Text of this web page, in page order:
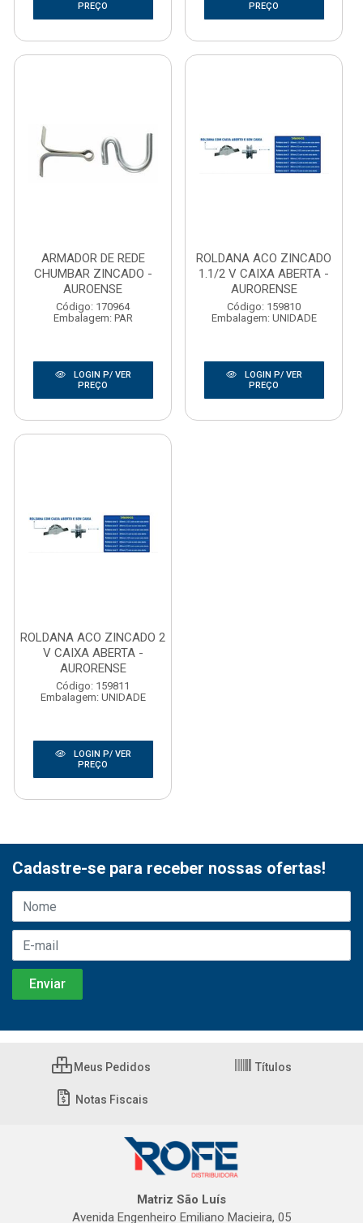
PREÇO
PREÇO
ARMADOR DE REDE
CHUMBAR ZINCADO -
AUROENSE
Código: 170964
Embalagem: PAR
LOGIN P/ VER
PREÇO
ROLDANA ACO ZINCADO
1.1/2 V CAIXA ABERTA -
AURORENSE
Código: 159810
Embalagem: UNIDADE
LOGIN P/ VER
PREÇO
ROLDANA ACO ZINCADO 2
V CAIXA ABERTA -
AURORENSE
Código: 159811
Embalagem: UNIDADE
LOGIN P/ VER
PREÇO
Cadastre-se para receber nossas ofertas!
Meus Pedidos Títulos
Notas Fiscais
Matriz São Luís
Avenida Engenheiro Emiliano Macieira, 05